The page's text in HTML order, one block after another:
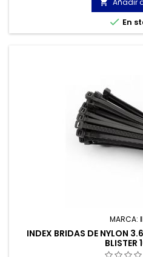
 Añadir
 En
MARCA:
INDEX BRIDAS DE NYLON
BLISTER